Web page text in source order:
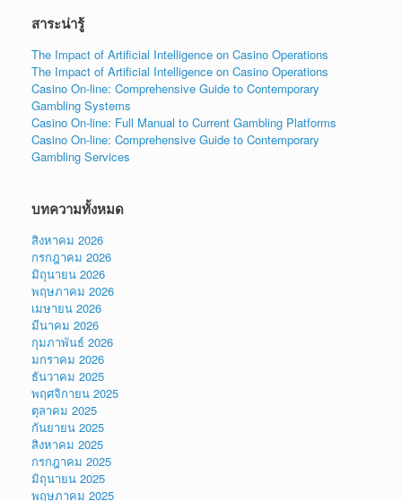
สาระน่ารู้
The Impact of Artificial Intelligence on Casino Operations
The Impact of Artificial Intelligence on Casino Operations
Casino On-line: Comprehensive Guide to Contemporary
Gambling Systems
Casino On-line: Full Manual to Current Gambling Platforms
Casino On-line: Comprehensive Guide to Contemporary
Gambling Services
บทความทั้งหมด
สิงหาคม 2026
กรกฎาคม 2026
มิถุนายน 2026
พฤษภาคม 2026
เมษายน 2026
มีนาคม 2026
กุมภาพันธ์ 2026
มกราคม 2026
ธันวาคม 2025
พฤศจิกายน 2025
ตุลาคม 2025
กันยายน 2025
สิงหาคม 2025
กรกฎาคม 2025
มิถุนายน 2025
พฤษภาคม 2025